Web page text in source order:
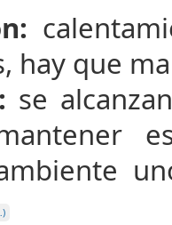
hay que
se